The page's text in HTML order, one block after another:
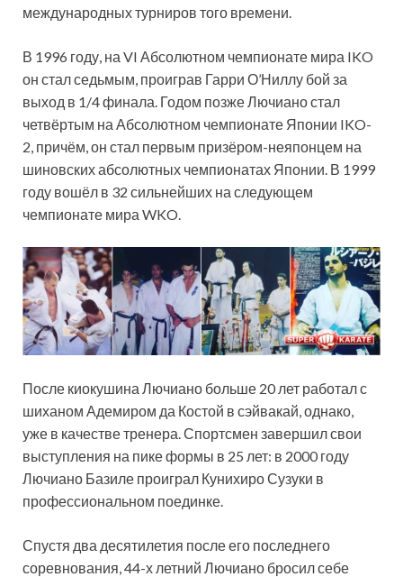
международных турниров того времени.
В 1996 году, на VI Абсолютном чемпионате мира IKO
он стал седьмым, проиграв Гарри О’Ниллу бой за
выход в 1/4 финала. Годом позже Лючиано стал
четвёртым на Абсолютном чемпионате Японии IKO-
2, причём, он стал первым призёром-неяпонцем на
шиновских абсолютных чемпионатах Японии. В 1999
году вошёл в 32 сильнейших на следующем
чемпионате мира WKO.
После киокушина Лючиано больше 20 лет работал с
шиханом Адемиром да Костой в сэйвакай, однако,
уже в качестве тренера. Спортсмен завершил свои
выступления на пике формы в 25 лет: в 2000 году
Лючиано Базиле проиграл Кунихиро Сузуки в
профессиональном поединке.
Спустя два десятилетия после его последнего
соревнования, 44-х летний Лючиано бросил себе